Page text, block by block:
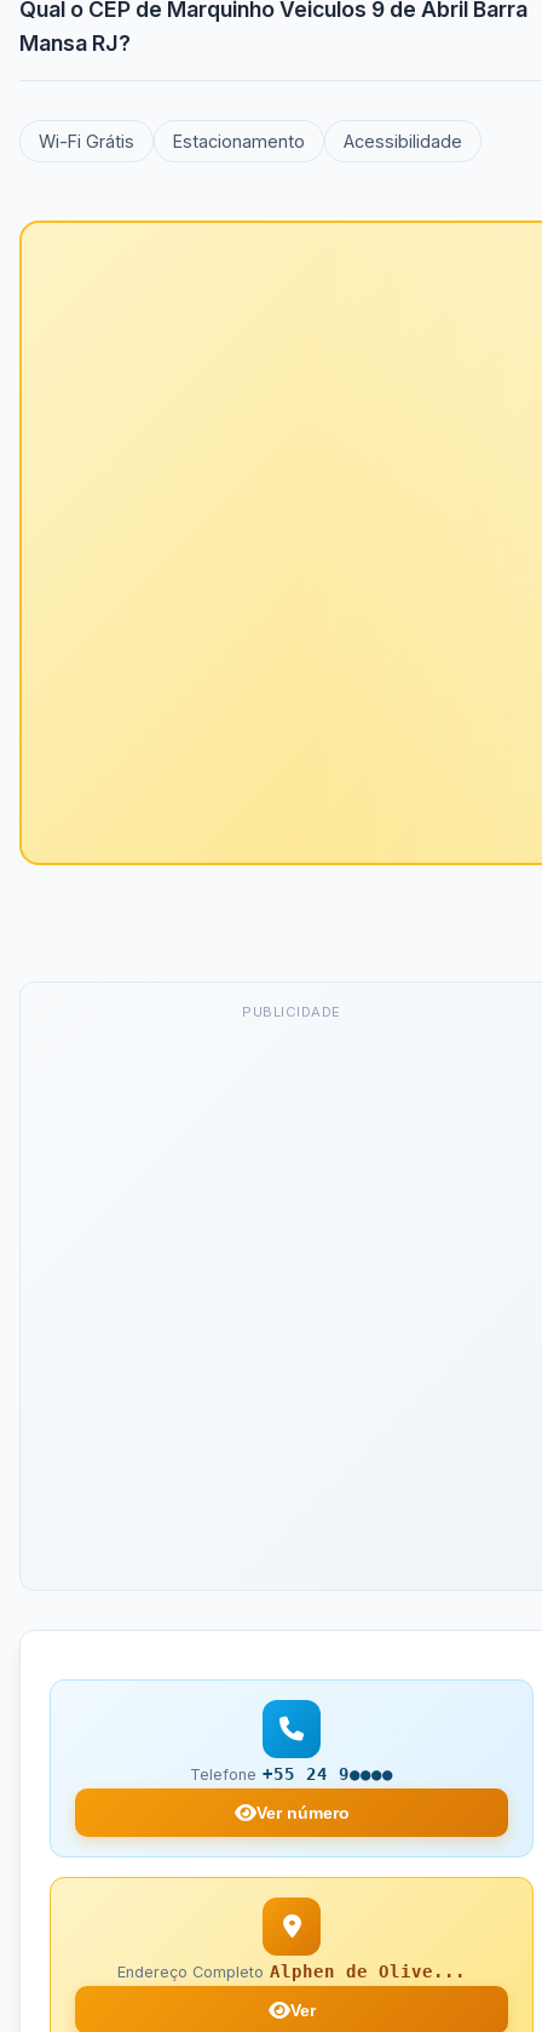
Qual o CEP de Marquinho Veiculos 9 de Abril Barra
Mansa RJ?
Wi-Fi Grátis Estacionamento Acessibilidade
PUBLICIDADE
Telefone +55 24 9●●●●
Ver número
Endereço Completo Alphen de Olive...
Ver